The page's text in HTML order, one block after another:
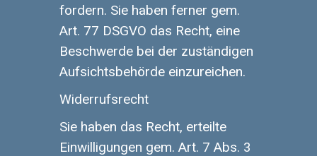
fordern. Sie haben ferner gem.
Art. 77 DSGVO das Recht, eine
Beschwerde bei der zuständigen
Aufsichtsbehörde einzureichen.
Widerrufsrecht
Sie haben das Recht, erteilte
Einwilligungen gem. Art. 7 Abs. 3